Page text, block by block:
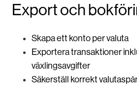
Export och
Skapa ett konto per valuta
Exportera transaktioner
växlingsavgifter
Säkerställ korrekt